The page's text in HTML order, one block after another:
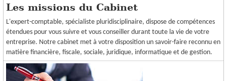
PLAN D'ACCÈS
FILS D'ACTUALITÉS
INFOS DE GESTION
OUTILS PRATIQUES
Les missions du Cabinet
L'expert-comptable, spécialiste pluridisciplinaire, dispose de compétences
étendues pour vous suivre et vous conseiller durant toute la vie de votre
entreprise. Notre cabinet met à votre disposition un savoir-faire reconnu en
matière financière, fiscale, sociale, juridique, informatique et de gestion.